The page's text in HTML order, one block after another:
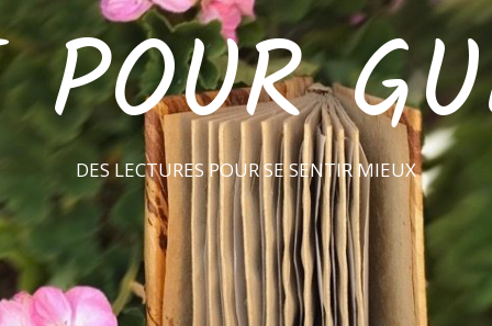
DES LECTURES POUR SE SENTIR MIEUX